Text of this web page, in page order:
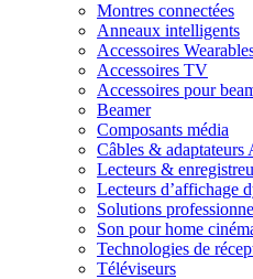
Montres connectées
Anneaux intelligents
Accessoires
Accessoires TV
Accessoires pour
Beamer
Composants média
Câbles & adaptateurs
Lecteurs &
Lecteurs d’affichage
Solutions
Son pour home
Technologies de
Téléviseurs